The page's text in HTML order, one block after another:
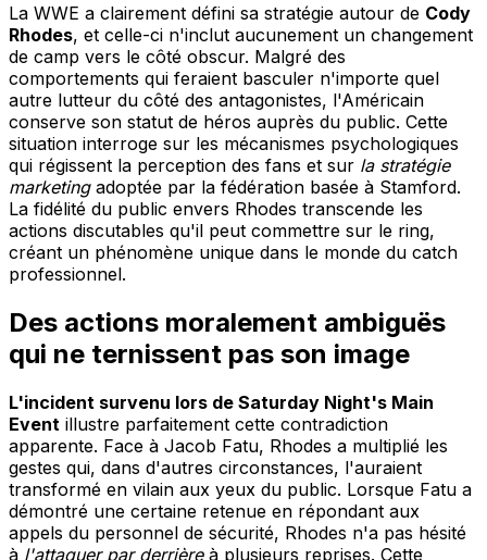
La WWE a clairement défini sa stratégie autour de Cody
Rhodes, et celle-ci n'inclut aucunement un changement
de camp vers le côté obscur. Malgré des
comportements qui feraient basculer n'importe quel
autre lutteur du côté des antagonistes, l'Américain
conserve son statut de héros auprès du public. Cette
situation interroge sur les mécanismes psychologiques
qui régissent la perception des fans et sur la stratégie
marketingadoptée par la fédération basée à Stamford.
La fidélité du public envers Rhodes transcende les
actions discutables qu'il peut commettre sur le ring,
créant un phénomène unique dans le monde du catch
professionnel.
Des actions moralement ambiguës
qui ne ternissent pas son image
L'incident survenu lors de Saturday Night's Main
Event illustre parfaitement cette contradiction
apparente. Face à Jacob Fatu, Rhodes a multiplié les
gestes qui, dans d'autres circonstances, l'auraient
transformé en vilain aux yeux du public. Lorsque Fatu a
démontré une certaine retenue en répondant aux
appels du personnel de sécurité, Rhodes n'a pas hésité
à l'attaquer par derrièreà plusieurs reprises. Cette